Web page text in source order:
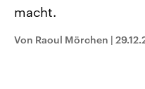
Umfragen, Prognosen,
und Hintergründe zu den
und Kandidaten der
Sendungen
macht.
Von Raoul Mörchen |